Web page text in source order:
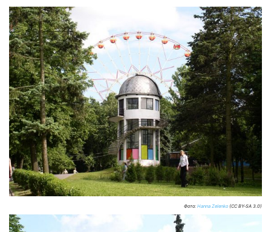
Фото: Hanna Zelenko (CC BY-SA 3.0)